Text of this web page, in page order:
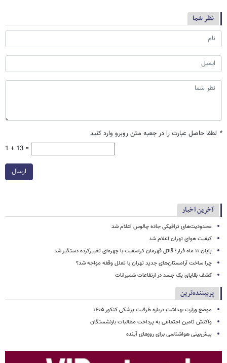
نظر شما
* لطفا حاصل عبارت را در جعبه متن روبرو وارد کنید
1 + 13 =
ارسال
آخرین اخبار
محدودیت‌های ترافیکی جاده چالوس اعلام شد
کیفیت هوای تهران اعلام شد
پایان ۱۱ ماه فرار؛ قاتل قهرمان کراسفیت با چهره‌ای تغییرکرده دستگیر شد
چرا ساخت آرامستان‌های جدید تهران با تعلل وقفه مواجه شد؟
کشف بقایای یک جسد در ارتفاعات شمیرانات
پربیننده‌ترین
موضع وزارت بهداشت درباره ظرفیت پزشکی کنکور ۱۴۰۵
واکنش تامین اجتماعی به پرداخت مطالبات بازنشستگان
پیش‌بینی هواشناسی برای روزهای آینده